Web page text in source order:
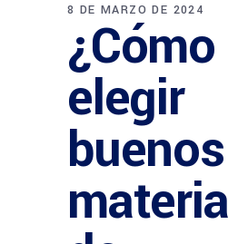
8 DE MARZO DE 2024
¿Cómo
elegir
buenos